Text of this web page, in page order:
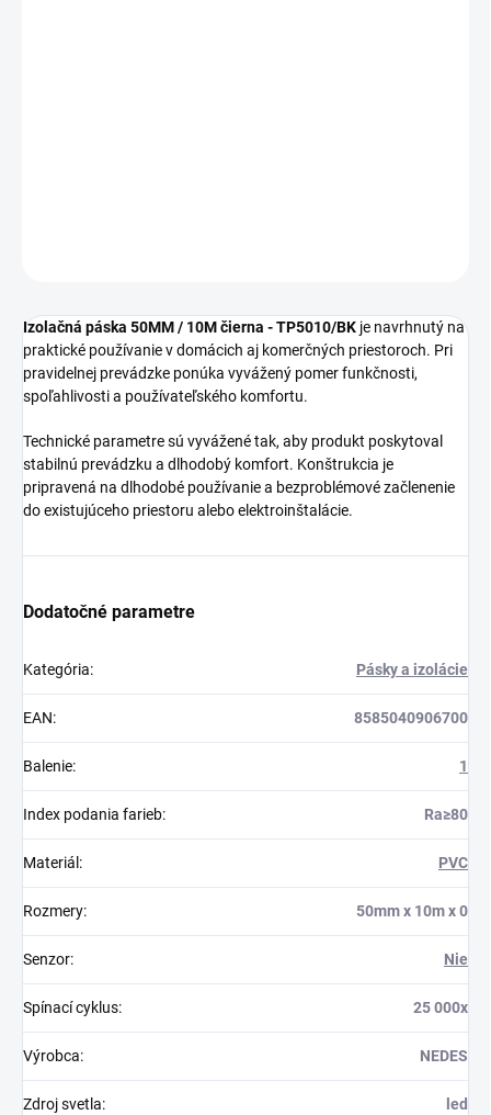
Izolačná páska 50MM / 10M čierna - TP5010/BK je navrhnutý na
praktické používanie v domácich aj komerčných priestoroch. Pri
pravidelnej prevádzke ponúka vyvážený pomer funkčnosti,
spoľahlivosti a používateľského komfortu.
Technické parametre sú vyvážené tak, aby produkt poskytoval
stabilnú prevádzku a dlhodobý komfort. Konštrukcia je
pripravená na dlhodobé používanie a bezproblémové začlenenie
do existujúceho priestoru alebo elektroinštalácie.
Dodatočné parametre
Kategória: Pásky a izolácie
EAN: 8585040906700
Balenie: 1
Index podania farieb: Ra≥80
Materiál : PVC
Rozmery: 50mm x 10m x 0
Senzor: Nie
Spínací cyklus: 25 000x
Výrobca: NEDES
Zdroj svetla: led